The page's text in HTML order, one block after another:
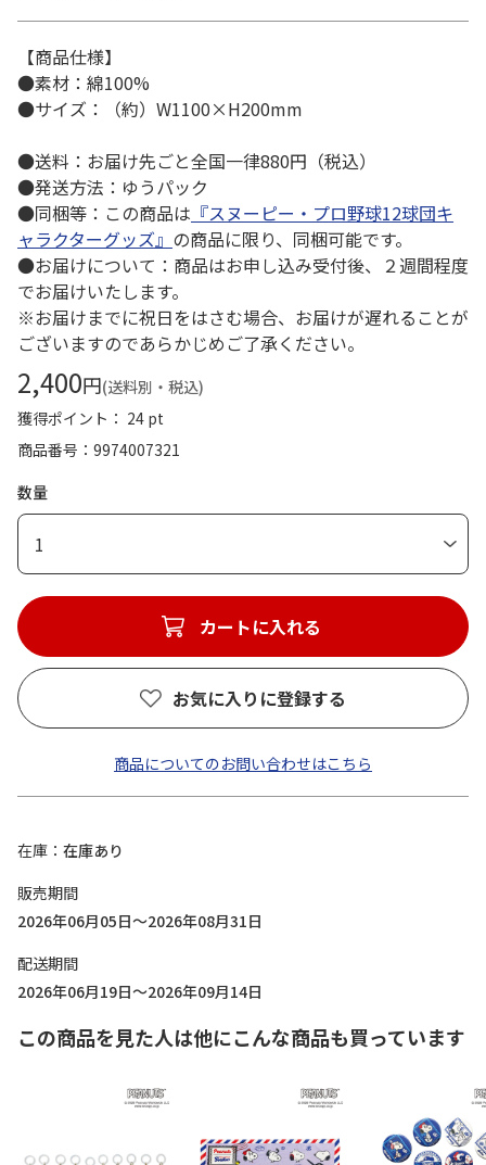
【商品仕様】
●素材：綿100%
●サイズ：（約）W1100×H200mm
●送料：お届け先ごと全国一律880円（税込）
●発送方法：ゆうパック
●同梱等：この商品は 『スヌーピー・プロ野球12球団キ
ャラクターグッズ』 の商品に限り、同梱可能です。
●お届けについて：商品はお申し込み受付後、２週間程度
でお届けいたします。
※お届けまでに祝日をはさむ場合、お届けが遅れることが
ございますのであらかじめご了承ください。
2,400円(送料別・税込)
獲得ポイント： 24 pt
商品番号
9974007321
数量
1
カートに入れる
お気に入りに登録する
商品についてのお問い合わせはこちら
在庫
在庫あり
販売期間
2026年06月05日～2026年08月31日
配送期間
2026年06月19日～2026年09月14日
この商品を見た人は他にこんな商品も買っています